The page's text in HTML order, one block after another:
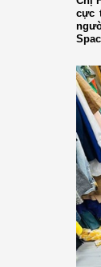
cực